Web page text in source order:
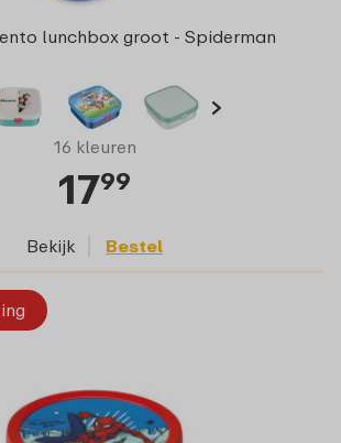
lunchbox groot - Spiderman
16 kleuren
1799
Bekijk Bestel